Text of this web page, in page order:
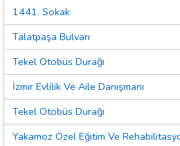
1441. Sokak
Talatpaşa Bulvarı
Tekel Otobüs Durağı
İzmir Evlilik Ve Aile Danışmanı
Tekel Otobüs Durağı
Yakamoz Özel Eğitim Ve